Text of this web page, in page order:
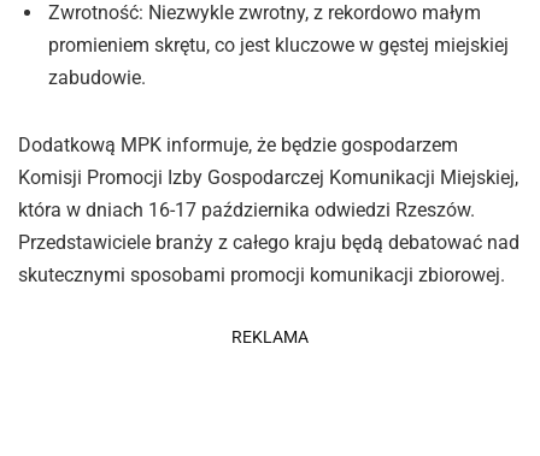
Zwrotność: Niezwykle zwrotny, z rekordowo małym
promieniem skrętu, co jest kluczowe w gęstej miejskiej
zabudowie.
Dodatkową MPK informuje, że będzie gospodarzem
Komisji Promocji Izby Gospodarczej Komunikacji Miejskiej,
która w dniach 16-17 października odwiedzi Rzeszów.
Przedstawiciele branży z całego kraju będą debatować nad
skutecznymi sposobami promocji komunikacji zbiorowej.
REKLAMA